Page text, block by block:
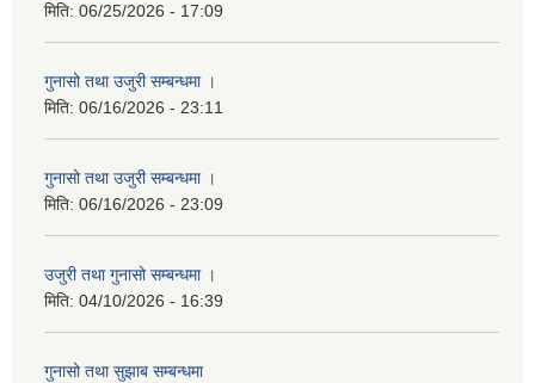
मिति: 06/25/2026 - 17:09
गुनासो तथा उजुरी सम्बन्धमा ।
मिति: 06/16/2026 - 23:11
गुनासो तथा उजुरी सम्बन्धमा ।
मिति: 06/16/2026 - 23:09
उजुरी तथा गुनासो सम्बन्धमा ।
मिति: 04/10/2026 - 16:39
गुनासो तथा सुझाब सम्बन्धमा